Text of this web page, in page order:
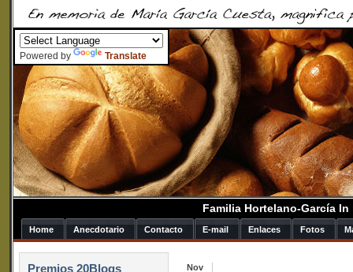
Powered by Translate
Familia Hortelano-García
Home Anecdotario Contacto E-mail Enlaces Fotos
Premios 20Blogs Nov